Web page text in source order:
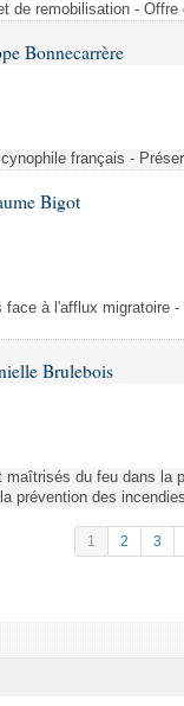
de remobilisation -
Bonnecarrère
français -
Bigot
à l'afflux migratoire
Brulebois
du feu dans la
prévention des
1 2 3